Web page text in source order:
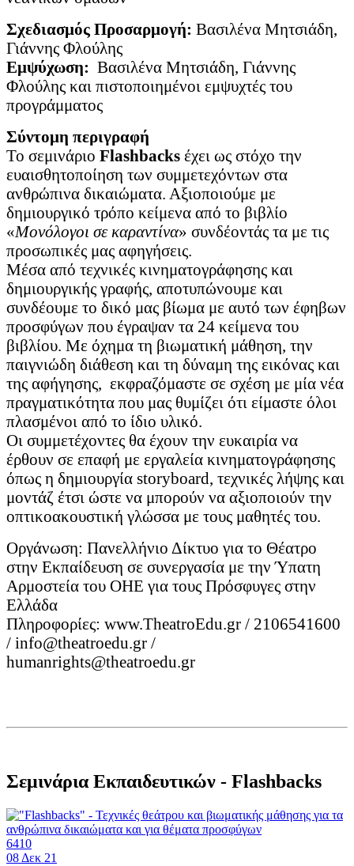
Σχεδιασμός Προσαρμογή: Βασιλένα Μητσιάδη,
Γιάννης Φλούλης
Εμψύχωση: Βασιλένα Μητσιάδη, Γιάννης
Φλούλης και πιστοποιημένοι εμψυχτές του
προγράμματος
Σύντομη περιγραφή
Το σεμινάριο Flashbacks έχει ως στόχο την
ευαισθητοποίηση των συμμετεχόντων στα
ανθρώπινα δικαιώματα. Αξιοποιούμε με
δημιουργικό τρόπο κείμενα από το βιβλίο
«Μονόλογοι σε καραντίνα» συνδέοντάς τα με τις
προσωπικές μας αφηγήσεις.
Μέσα από τεχνικές κινηματογράφησης και
δημιουργικής γραφής, αποτυπώνουμε και
συνδέουμε το δικό μας βίωμα με αυτό των έφηβων
προσφύγων που έγραψαν τα 24 κείμενα του
βιβλίου. Με όχημα τη βιωματική μάθηση, την
παιγνιώδη διάθεση και τη δύναμη της εικόνας και
της αφήγησης, εκφραζόμαστε σε σχέση με μία νέα
πραγματικότητα που μας θυμίζει ότι είμαστε όλοι
πλασμένοι από το ίδιο υλικό.
Οι συμμετέχοντες θα έχουν την ευκαιρία να
έρθουν σε επαφή με εργαλεία κινηματογράφησης
όπως η δημιουργία storyboard, τεχνικές λήψης και
μοντάζ έτσι ώστε να μπορούν να αξιοποιούν την
οπτικοακουστική γλώσσα με τους μαθητές του.
Οργάνωση: Πανελλήνιο Δίκτυο για το Θέατρο
στην Εκπαίδευση σε συνεργασία με την Ύπατη
Αρμοστεία του ΟΗΕ για τους Πρόσφυγες στην
Ελλάδα
Πληροφορίες: www.TheatroEdu.gr / 2106541600
/ info@theatroedu.gr /
humanrights@theatroedu.gr
Σεμινάρια Εκπαιδευτικών - Flashbacks
6410
08 Δεκ 21